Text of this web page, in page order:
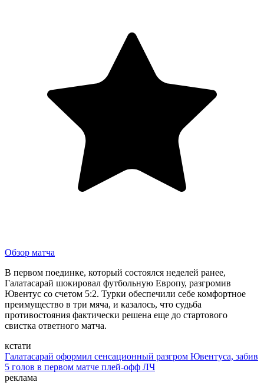
Обзор матча
В первом поединке, который состоялся неделей ранее,
Галатасарай шокировал футбольную Европу, разгромив
Ювентус со счетом 5:2. Турки обеспечили себе комфортное
преимущество в три мяча, и казалось, что судьба
противостояния фактически решена еще до стартового
свистка ответного матча.
кстати
Галатасарай оформил сенсационный разгром Ювентуса, забив
5 голов в первом матче плей-офф ЛЧ
реклама